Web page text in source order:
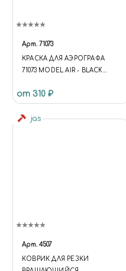
Арт. 71073
КРАСКА ДЛЯ АЭРОГРАФА
71073 MODEL AIR - BLACK
от 310 ₽
jas
Арт. 4507
КОВРИК ДЛЯ РЕЗКИ